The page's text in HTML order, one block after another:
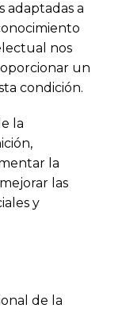
adaptadas a
nos
un
condición.
la
la
las
y
de la